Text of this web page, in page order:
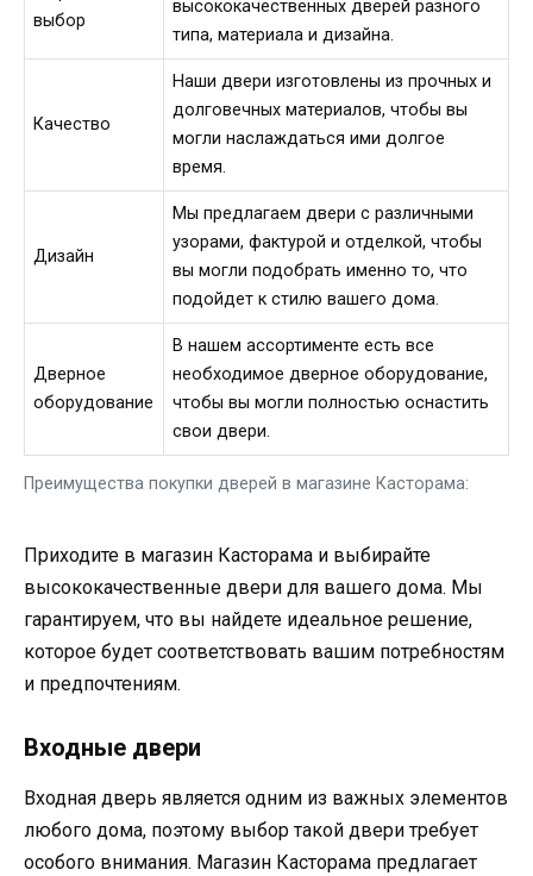
Преимущества покупки дверей в магазине Касторама:
выбор
высококачественных дверей разного
типа, материала и дизайна.
Качество
Наши двери изготовлены из прочных и
долговечных материалов, чтобы вы
могли наслаждаться ими долгое
время.
Дизайн
Мы предлагаем двери с различными
узорами, фактурой и отделкой, чтобы
вы могли подобрать именно то, что
подойдет к стилю вашего дома.
Дверное
оборудование
В нашем ассортименте есть все
необходимое дверное оборудование,
чтобы вы могли полностью оснастить
свои двери.
Приходите в магазин Касторама и выбирайте
высококачественные двери для вашего дома. Мы
гарантируем, что вы найдете идеальное решение,
которое будет соответствовать вашим потребностям
и предпочтениям.
Входные двери
Входная дверь является одним из важных элементов
любого дома, поэтому выбор такой двери требует
особого внимания. Магазин Касторама предлагает